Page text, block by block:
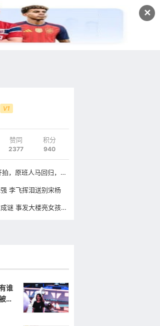
✕
登录 注册
V1
赞同
2377
积分
940
《大江大河2》确定9月开拍，原班人马回归，三位男主命运大变
李飞挥泪送别宋杨
机动部队何慧玲父亲死亡成谜 事发大楼亮女孩神秘失踪
谁
淘